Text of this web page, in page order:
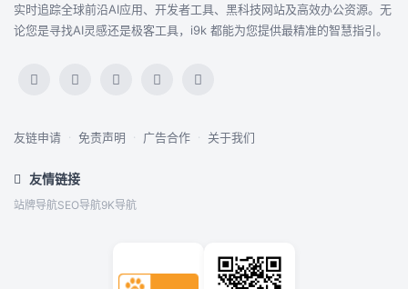
实时追踪全球前沿AI应用、开发者工具、黑科技网站及高效办公资源。无
论您是寻找AI灵感还是极客工具，i9k 都能为您提供最精准的智慧指引。
友链申请 · 免责声明 · 广告合作 · 关于我们
友情链接
站牌导航SEO导航9K导航